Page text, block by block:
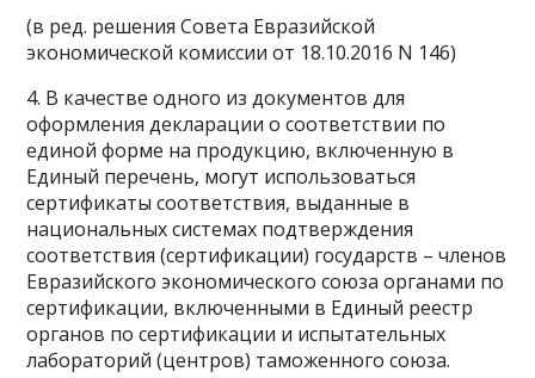
(в ред. решения Совета Евразийской
экономической комиссии от 18.10.2016 N 146)
4. В качестве одного из документов для
оформления декларации о соответствии по
единой форме на продукцию, включенную в
Единый перечень, могут использоваться
сертификаты соответствия, выданные в
национальных системах подтверждения
соответствия (сертификации) государств – членов
Евразийского экономического союза органами по
сертификации, включенными в Единый реестр
органов по сертификации и испытательных
лабораторий (центров) таможенного союза.